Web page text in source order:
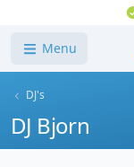
Menu
DJ's
DJ Bjorn